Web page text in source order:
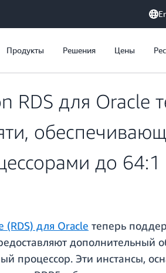
Продукты Решения Цены
RDS для Oracle
до 64:1
(RDS) для Oracle теперь
дополнительный
процессор. Эти инстансы,